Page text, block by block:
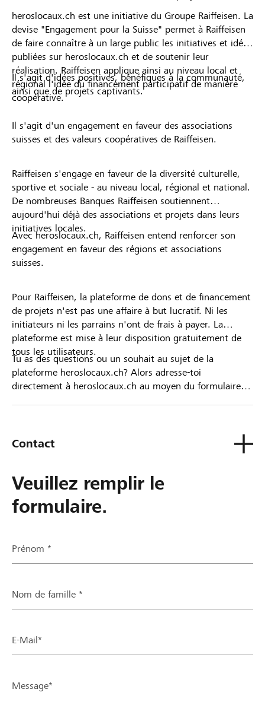
heroslocaux.ch est une initiative du Groupe Raiffeisen. La
devise "Engagement pour la Suisse" permet à Raiffeisen
de faire connaître à un large public les initiatives et idées
publiées sur heroslocaux.ch et de soutenir leur
réalisation. Raiffeisen applique ainsi au niveau local et
régional l'idée du financement participatif de manière
coopérative.
Il s'agit d'idées positives, bénéfiques à la communauté,
ainsi que de projets captivants.
Il s'agit d'un engagement en faveur des associations
suisses et des valeurs coopératives de Raiffeisen.
Raiffeisen s'engage en faveur de la diversité culturelle,
sportive et sociale - au niveau local, régional et national.
De nombreuses Banques Raiffeisen soutiennent
aujourd'hui déjà des associations et projets dans leurs
initiatives locales.
Avec heroslocaux.ch, Raiffeisen entend renforcer son
engagement en faveur des régions et associations
suisses.
Pour Raiffeisen, la plateforme de dons et de financement
de projets n'est pas une affaire à but lucratif. Ni les
initiateurs ni les parrains n'ont de frais à payer. La
plateforme est mise à leur disposition gratuitement de
tous les utilisateurs.
Tu as des questions ou un souhait au sujet de la
plateforme heroslocaux.ch? Alors adresse-toi
directement à heroslocaux.ch au moyen du formulaire
Contact
Veuillez remplir le
formulaire.
Prénom *
Nom de famille *
E-Mail*
Message*